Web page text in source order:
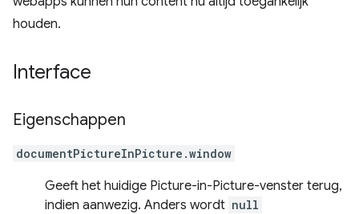
houden.
Interface
Eigenschappen
documentPictureInPicture.window
Geeft het huidige Picture-in-Picture-venster terug,
indien aanwezig. Anders wordt null